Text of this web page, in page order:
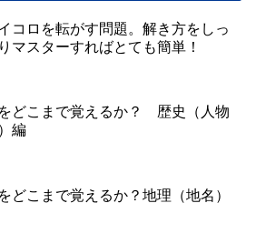
コロを転がす問題。解き方をしっ
マスターすればとても簡単！
どこまで覚えるか？ 歴史（人物
編
どこまで覚えるか？地理（地名）